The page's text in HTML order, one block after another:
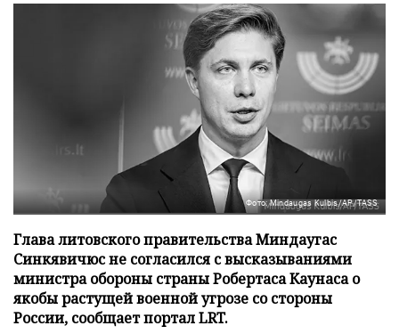
Фото: Mindaugas Kulbis/AP/TASS
Глава литовского правительства Миндаугас
Синкявичюс не согласился с высказываниями
министра обороны страны Робертаса Каунаса о
якобы растущей военной угрозе со стороны
России, сообщает портал LRT.